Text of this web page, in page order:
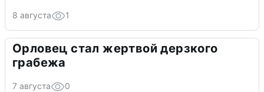
8 августа 1
Орловец стал жертвой дерзкого
грабежа
7 августа 0